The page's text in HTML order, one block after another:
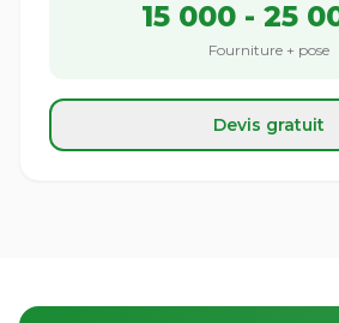
15 000 - 25
Fourniture + pose
Devis gratuit